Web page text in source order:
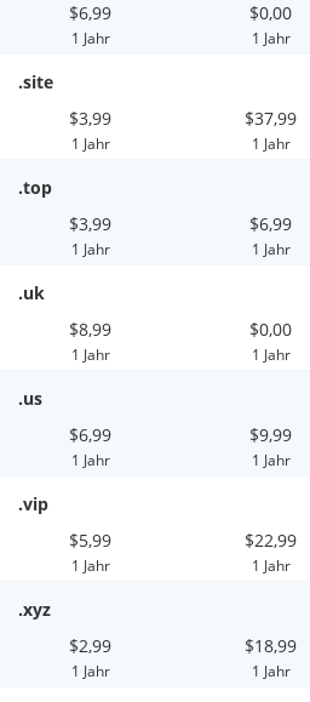
$6,99
1 Jahr
$0,00
1 Jahr
.site
$3,99
1 Jahr
$37,99
1 Jahr
.top
$3,99
1 Jahr
$6,99
1 Jahr
.uk
$8,99
1 Jahr
$0,00
1 Jahr
.us
$6,99
1 Jahr
$9,99
1 Jahr
.vip
$5,99
1 Jahr
$22,99
1 Jahr
.xyz
$2,99
1 Jahr
$18,99
1 Jahr